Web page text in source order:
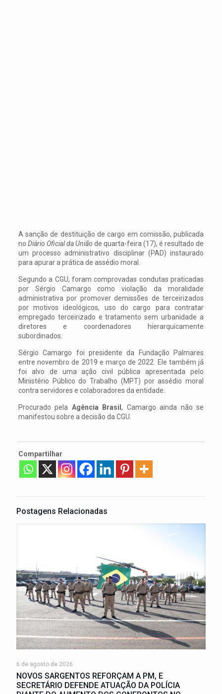
A sanção de destituição de cargo em comissão, publicada
no Diário Oficial da União de quarta-feira (17), é resultado de
um processo administrativo disciplinar (PAD) instaurado
para apurar a prática de assédio moral.
Segundo a CGU, foram comprovadas condutas praticadas
por Sérgio Camargo como violação da moralidade
administrativa por promover demissões de terceirizados
por motivos ideológicos, uso do cargo para contratar
empregado terceirizado e tratamento sem urbanidade a
diretores e coordenadores hierarquicamente
subordinados.
Sérgio Camargo foi presidente da Fundação Palmares
entre novembro de 2019 e março de 2022. Ele também já
foi alvo de uma ação civil pública apresentada pelo
Ministério Público do Trabalho (MPT) por assédio moral
contra servidores e colaboradores da entidade.
Procurado pela Agência Brasil, Camargo ainda não se
manifestou sobre a decisão da CGU.
Compartilhar
Postagens Relacionadas
6 de agosto de 2026
NOVOS SARGENTOS REFORÇAM A PM, E
SECRETÁRIO DEFENDE ATUAÇÃO DA POLÍCIA